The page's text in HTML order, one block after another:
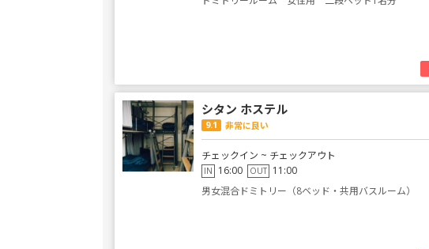
シタン ホステル
9.1 非常に良い
チェックイン ~ チェックアウト
IN 16:00 OUT 11:00
男女混合ドミトリー（8ベッド・共用バスルーム）